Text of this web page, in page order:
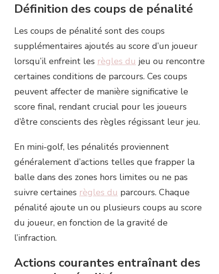
Définition des coups de pénalité
Les coups de pénalité sont des coups
supplémentaires ajoutés au score d’un joueur
lorsqu’il enfreint les règles du jeu ou rencontre
certaines conditions de parcours. Ces coups
peuvent affecter de manière significative le
score final, rendant crucial pour les joueurs
d’être conscients des règles régissant leur jeu.
En mini-golf, les pénalités proviennent
généralement d’actions telles que frapper la
balle dans des zones hors limites ou ne pas
suivre certaines règles du parcours. Chaque
pénalité ajoute un ou plusieurs coups au score
du joueur, en fonction de la gravité de
l’infraction.
Actions courantes entraînant des